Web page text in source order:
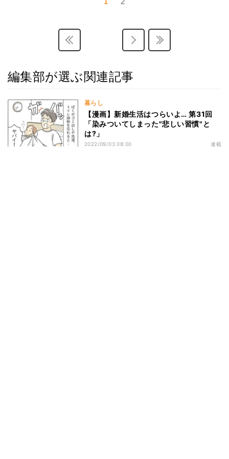
編集部が選ぶ関連記事
暮らし
【漫画】新婚生活はつらいよ… 第31回
「染みついてしまった"悲しい習慣"と
は?」
2022/09/03 08:00 連載